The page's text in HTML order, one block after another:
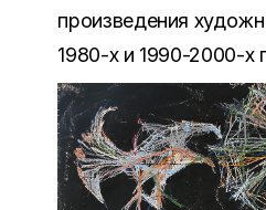
произведения
1980-х и 1990-2000-х